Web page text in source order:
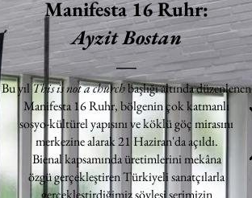
Manifesta 16 Ruhr:
Ayzit Bostan
Bu yılThis is not a churchbaşlığı altında düzenlenen
Manifesta 16 Ruhr, bölgenin çok katmanlı
sosyo-kültürel yapısını ve köklü göç mirasını
merkezine alarak 21 Haziran'da açıldı.
Bienal kapsamında üretimlerini mekâna
özgü gerçekleştiren Türkiyeli sanatçılarla
gerçekleştirdiğimiz söyleşi serimizin